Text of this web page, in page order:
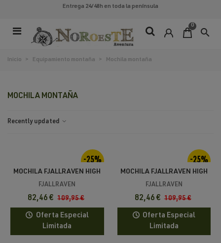
Entrega 24/48h en toda la península
0
search
Inicio > Equipamiento montaña > Mochila montaña
MOCHILA MONTAÑA
Recently updated
-25%
MOCHILA FJALLRAVEN HIGH
COAST FOLDSACK 24
FJALLRAVEN
82,46 € 109,95 €
Oferta Especial
Limitada
-25%
MOCHILA FJALLRAVEN HIGH
COAST TOTEPACK
FJALLRAVEN
82,46 € 109,95 €
Oferta Especial
Limitada